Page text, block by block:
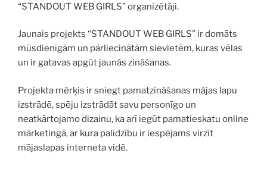
“STANDOUT WEB GIRLS” organizētāji.
Jaunais projekts “STANDOUT WEB GIRLS” ir domāts
mūsdienīgām un pārliecinātām sievietēm, kuras vēlas
un ir gatavas apgūt jaunās zināšanas.
Projekta mērķis ir sniegt pamatzināšanas mājas lapu
izstrādē, spēju izstrādāt savu personīgo un
neatkārtojamo dizainu, ka arī iegūt pamatieskatu online
mārketingā, ar kura palīdzību ir iespējams virzīt
mājaslapas interneta vidē.